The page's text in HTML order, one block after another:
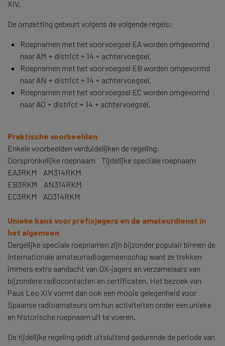
XIV.
De omzetting gebeurt volgens de volgende regels:
Roepnamen met het voorvoegsel EA worden omgevormd
naar AM + district + 14 + achtervoegsel.
Roepnamen met het voorvoegsel EB worden omgevormd
naar AN + district + 14 + achtervoegsel.
Roepnamen met het voorvoegsel EC worden omgevormd
naar AO + district + 14 + achtervoegsel.
Praktische voorbeelden
Enkele voorbeelden verduidelijken de regeling:
Oorspronkelijke roepnaam Tijdelijke speciale roepnaam
EA3RKM AM314RKM
EB3RKM AN314RKM
EC3RKM AO314RKM
Unieke kans voor prefixjagers en de amateurdienst in
het algemeen
Dergelijke speciale roepnamen zijn bijzonder populair binnen de
internationale amateurradiogemeenschap want ze trekken
immers extra aandacht van DX-jagers en verzamelaars van
bijzondere radiocontacten en certificaten. Het bezoek van
Paus Leo XIV vormt dan ook een mooie gelegenheid voor
Spaanse radioamateurs om hun activiteiten onder een unieke
en historische roepnaam uit te voeren.
De tijdelijke regeling geldt uitsluitend gedurende de periode van